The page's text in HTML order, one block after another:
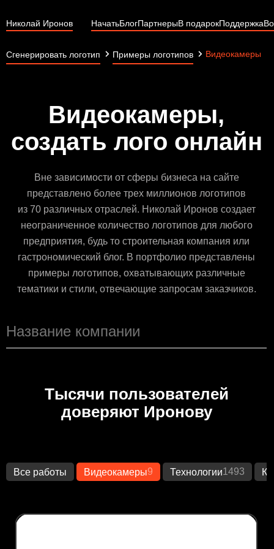
Николай Иронов НачатьБлогПартнерыВ подарокПоддержка
Сгенерировать логотип Примеры логотипов Видеокамеры
Видеокамеры,
создать лого онлайн
Вне зависимости от сферы бизнеса на сайте
представлено более трех миллионов логотипов
из 70 различных отраслей. Николай Иронов создает
неограниченное количество логотипов для любого
предприятия, будь то строительная компания или
гастрономический блог. В портфолио представлены
примеры логотипов, охватывающих различные
тематики и стили, отвечающие запросам заказчиков.
Тысячи пользователей
доверяют Иронову
Все работы Видеокамеры9 Технологии1493